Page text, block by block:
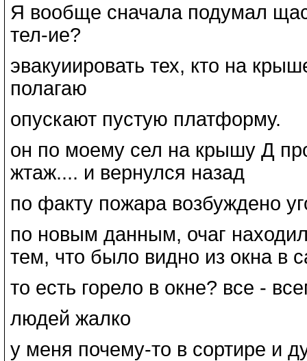
Я вообще сначала подумал
тел-ие?
эвакуиировать тех, кто на
полагаю
опускают пустую платформу.
он по моему сел на крышу Д
жтаж.... и вернулся назад
по факту пожара возбуждено
по новым данным, очаг
тем, что было видно из окна в
то есть горело в окне? все -
людей жалко
у меня почему-то в сортире и